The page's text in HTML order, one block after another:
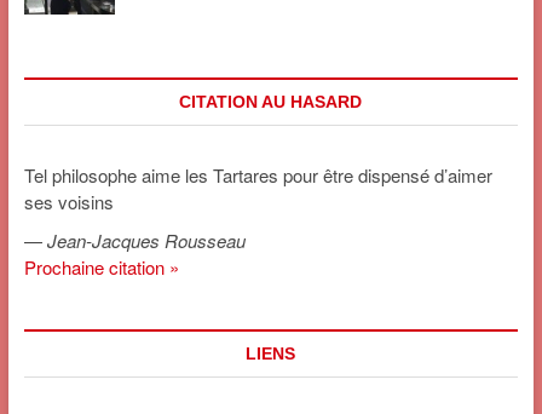
CITATION AU HASARD
Tel philosophe aime les Tartares pour être dispensé d’aimer
ses voisins
—Jean-Jacques Rousseau
Prochaine citation »
LIENS